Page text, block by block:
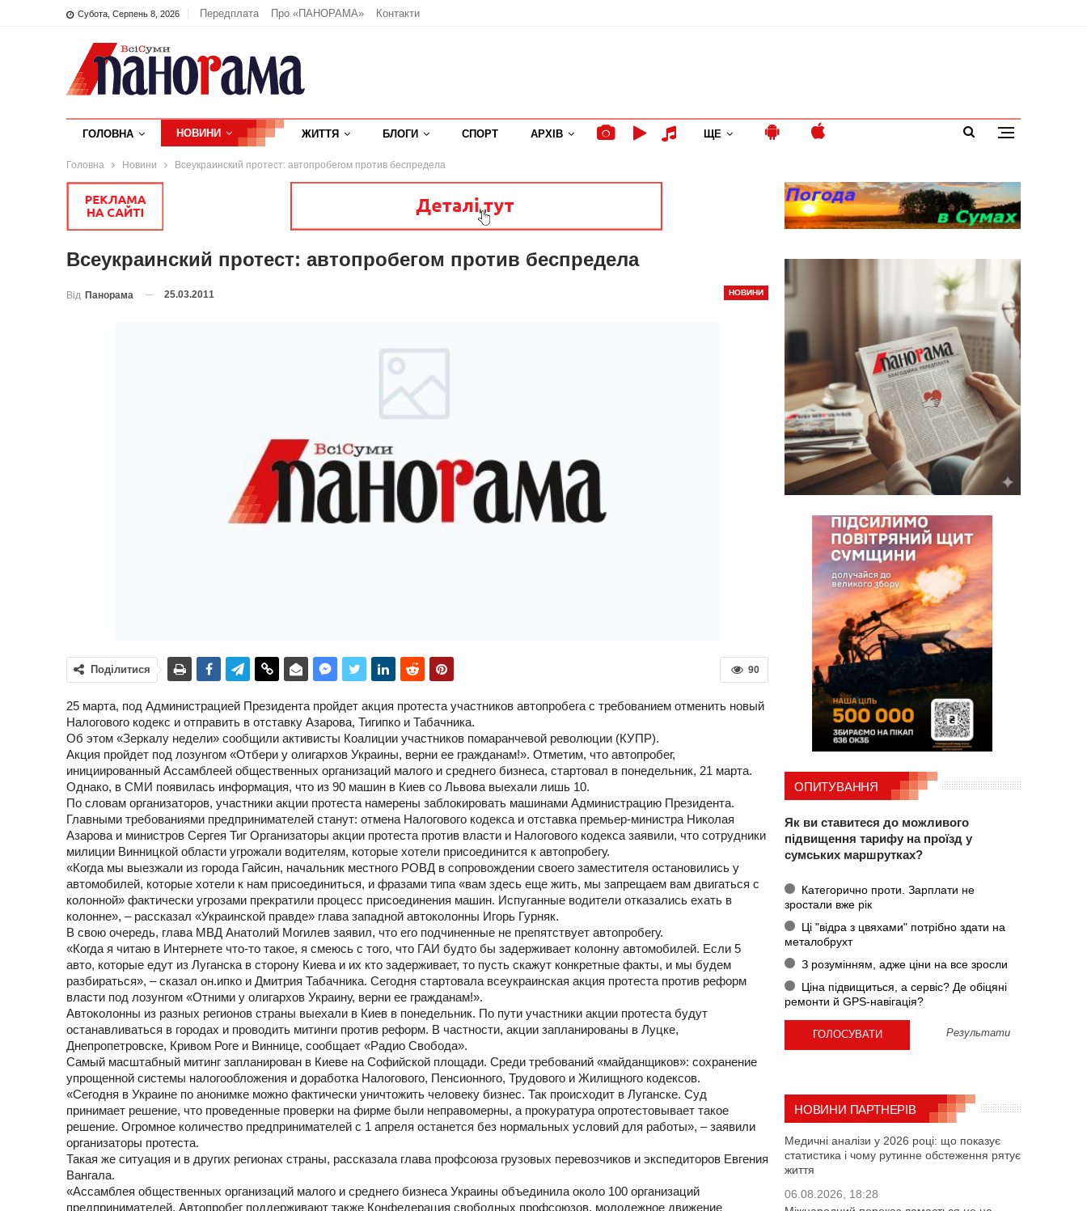
Субота, Серпень 8, 2026 Передплата Про «ПАНОРАМА» Контакти
ГОЛОВНА НОВИНИ ЖИТТЯ БЛОГИ СПОРТ АРХІВ ЩЕ
Головна Новини Всеукраинский протест: автопробегом против беспредела
Всеукраинский протест: автопробегом против беспредела
НОВИНИ
Від Панорама 25.03.2011
90
Поділитися
25 марта, под Администрацией Президента пройдет акция протеста участников автопробега с требованием отменить новый
Налогового кодекс и отправить в отставку Азарова, Тигипко и Табачника.
Об этом «Зеркалу недели» сообщили активисты Коалиции участников помаранчевой революции (КУПР).
Акция пройдет под лозунгом «Отбери у олигархов Украины, верни ее гражданам!». Отметим, что автопробег,
инициированный Ассамблеей общественных организаций малого и среднего бизнеса, стартовал в понедельник, 21 марта.
Однако, в СМИ появилась информация, что из 90 машин в Киев со Львова выехали лишь 10.
По словам организаторов, участники акции протеста намерены заблокировать машинами Администрацию Президента.
Главными требованиями предпринимателей станут: отмена Налогового кодекса и отставка премьер-министра Николая
Азарова и министров Сергея Тиг Организаторы акции протеста против власти и Налогового кодекса заявили, что сотрудники
милиции Винницкой области угрожали водителям, которые хотели присоединится к автопробегу.
«Когда мы выезжали из города Гайсин, начальник местного РОВД в сопровождении своего заместителя остановились у
автомобилей, которые хотели к нам присоединиться, и фразами типа «вам здесь еще жить, мы запрещаем вам двигаться с
колонной» фактически угрозами прекратили процесс присоединения машин. Испуганные водители отказались ехать в
колонне», – рассказал «Украинской правде» глава западной автоколонны Игорь Гурняк.
В свою очередь, глава МВД Анатолий Могилев заявил, что его подчиненные не препятствует автопробегу.
«Когда я читаю в Интернете что-то такое, я смеюсь с того, что ГАИ будто бы задерживает колонну автомобилей. Если 5
авто, которые едут из Луганска в сторону Киева и их кто задерживает, то пусть скажут конкретные факты, и мы будем
разбираться», – сказал он.ипко и Дмитрия Табачника. Сегодня стартовала всеукраинская акция протеста против реформ
власти под лозунгом «Отними у олигархов Украину, верни ее гражданам!».
Автоколонны из разных регионов страны выехали в Киев в понедельник. По пути участники акции протеста будут
останавливаться в городах и проводить митинги против реформ. В частности, акции запланированы в Луцке,
Днепропетровске, Кривом Роге и Виннице, сообщает «Радио Свобода».
Самый масштабный митинг запланирован в Киеве на Софийской площади. Среди требований «майданщиков»: сохранение
упрощенной системы налогообложения и доработка Налогового, Пенсионного, Трудового и Жилищного кодексов.
«Сегодня в Украине по анонимке можно фактически уничтожить человеку бизнес. Так происходит в Луганске. Суд
принимает решение, что проведенные проверки на фирме были неправомерны, а прокуратура опротестовывает такое
решение. Огромное количество предпринимателей с 1 апреля останется без нормальных условий для работы», – заявили
организаторы протеста.
Такая же ситуация и в других регионах страны, рассказала глава профсоюза грузовых перевозчиков и экспедиторов Евгения
Вангала.
«Ассамблея общественных организаций малого и среднего бизнеса Украины объединила около 100 организаций
предпринимателей. Автопробег поддерживают также Конфедерация свободных профсоюзов, молодежное движение
ОПИТУВАННЯ
Як ви ставитеся до можливого
підвищення тарифу на проїзд у
сумських маршрутках?
Категорично проти. Зарплати не
зростали вже рік
Ці "відра з цвяхами" потрібно здати на
металобрухт
З розумінням, адже ціни на все зросли
Ціна підвищиться, а сервіс? Де обіцяні
ремонти й GPS-навігація?
Результати
НОВИНИ ПАРТНЕРІВ
Медичні аналізи у 2026 році: що показує
статистика і чому рутинне обстеження рятує
життя
06.08.2026, 18:28